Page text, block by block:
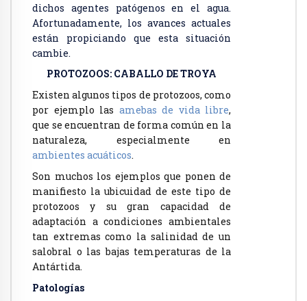
dichos agentes patógenos en el agua.
Afortunadamente, los avances actuales
están propiciando que esta situación
cambie.
PROTOZOOS: CABALLO DE TROYA
Existen algunos tipos de protozoos, como
por ejemplo las amebas de vida libre,
que se encuentran de forma común en la
naturaleza, especialmente en
ambientes acuáticos.
Son muchos los ejemplos que ponen de
manifiesto la ubicuidad de este tipo de
protozoos y su gran capacidad de
adaptación a condiciones ambientales
tan extremas como la salinidad de un
salobral o las bajas temperaturas de la
Antártida.
Patologías